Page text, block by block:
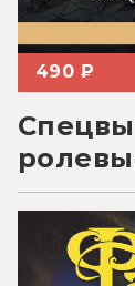
490 ₽